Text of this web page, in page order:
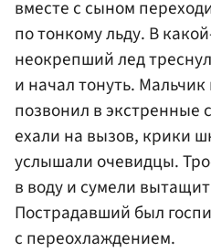
вместе с сыном
по тонкому льду. В
неокрепший лед
и начал тонуть.
позвонил в экстренные
ехали на вызов, крики
услышали очевидцы.
в воду и сумели
Пострадавший был
с переохлаждением.